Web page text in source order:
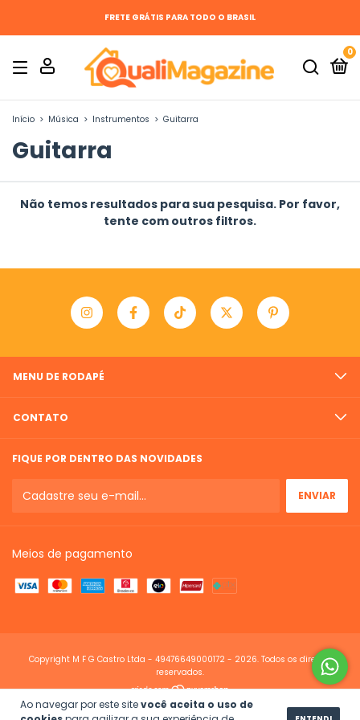
FRETE GRÁTIS PARA TODO O BRASIL
0
Ao navegar por este sitevocê aceita o uso de
Início > Música > Instrumentos > Guitarra
Guitarra
Não temos resultados para sua pesquisa. Por favor,
tente com outros filtros.
MENU DE RODAPÉ
CONTATO
FIQUE POR DENTRO DAS NOVIDADES
Meios de pagamento
Copyright M F G Castro Ltda - 49476649000172 - 2026. Todos os direitos
reservados.